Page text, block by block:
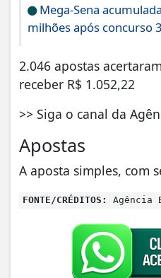
Mega-Sena
milhões após concurso
2.046 apostas
receber R$ 1.052,22
>> Siga o canal da
Apostas
A aposta simples, com
FONTE/CRÉDITOS: Agência